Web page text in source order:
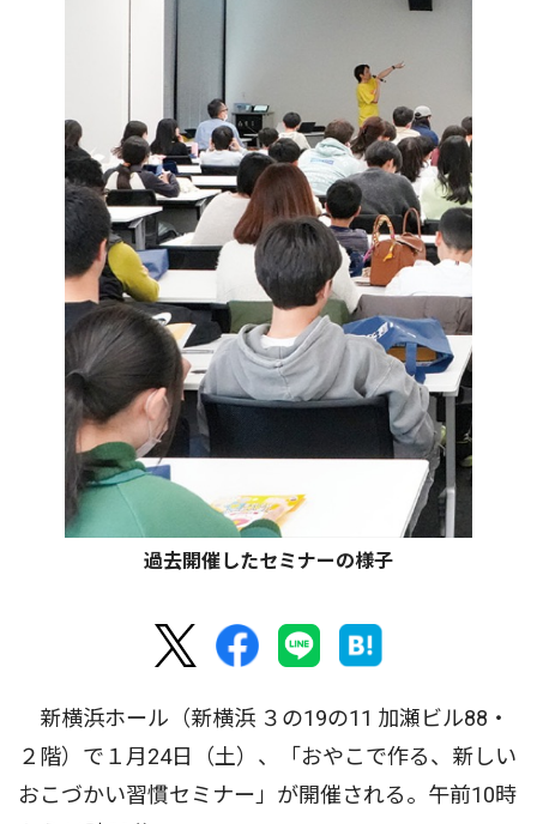
過去開催したセミナーの様子
新横浜ホール（新横浜 ３の19の11 加瀬ビル88・
２階）で１月24日（土）、「おやこで作る、新しい
おこづかい習慣セミナー」が開催される。午前10時